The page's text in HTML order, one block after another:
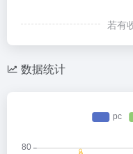
若有
数据统计